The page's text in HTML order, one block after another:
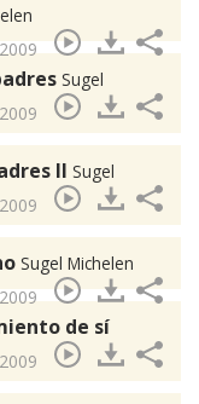
Sugel
II Sugel
Sugel Michelen
de sí